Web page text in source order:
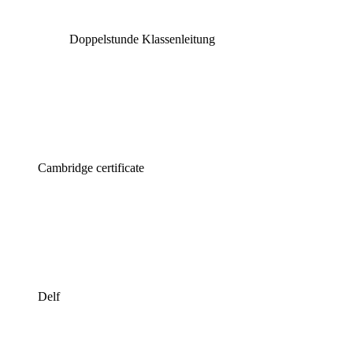
Doppelstunde Klassenleitung
Cambridge certificate
Delf